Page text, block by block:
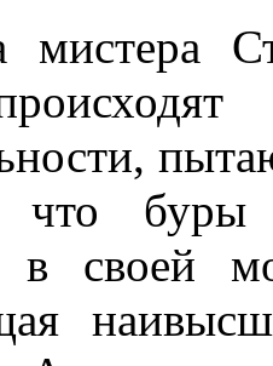
мистера
что
в своей